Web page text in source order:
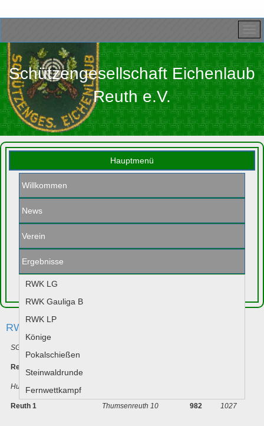
Schützengesellschaft Eichenlaub
Reuth e.V.
Hauptmenü
Willkommen
News
Verein
Ergebnisse
RWK LG
RWK Gauliga B
RWK LP
Könige
Pokalschießen
Steinwaldrunde
Fernwettkampf
Jugend
RWK LP 2017
SG Thumsenreuth 7
Reuth 1
Hubertus Kastl 4
Reuth 1 Thumsenreuth 10 982 1027